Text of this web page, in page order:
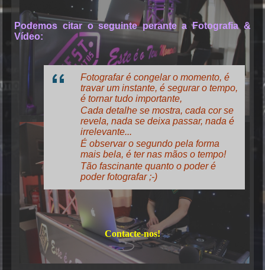
Karaoke
Podemos citar o seguinte perante a Fotografia &
Vídeo:
Fotografar é congelar o momento, é
travar um instante, é segurar o tempo,
é tornar tudo importante,
Cada detalhe se mostra, cada cor se
revela, nada se deixa passar, nada é
irrelevante...
É observar o segundo pela forma
mais bela, é ter nas mãos o tempo!
Tão fascinante quanto o poder é
poder fotografar ;-)
Contacte-nos!